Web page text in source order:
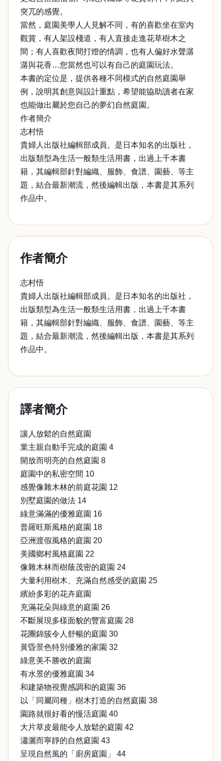
突兀的感覺。
當然，庭園美學人人見解不同，有的喜歡坐在室內
觀賞，有人架設棧道，有人直接走進花草樹木之
間；有人喜歡夜間打燈的情調，也有人偏好水聲潺
潺與花香…您當然也可以有自己的庭園玩法。
本書的定位是，提供各種不同模式的自然庭園舉
例，說明其創意與設計重點，希望能協助讀者在家
也能做出屬於您自己的夢幻自然庭園。
作者簡介
志村悟
貴婦人出版社編輯部成員。是日本知名的出版社，
出版類型為生活一般類生活用書，出過上千本書
籍，其編輯部針對編織、服飾、食譜、園藝、等主
題，結合最新潮流，然後編輯出版，本書是其系列
作品中。
作者簡介
志村悟
貴婦人出版社編輯部成員。是日本知名的出版社，
出版類型為生活一般類生活用書，出過上千本書
籍，其編輯部針對編織、服飾、食譜、園藝、等主
題，結合最新潮流，然後編輯出版，本書是其系列
作品中。
譯者簡介
讓人放鬆的自然庭園
業主親自動手完成的庭園 4
開放而明亮的自然庭園 8
庭園中的私密空間 10
感覺像雜木林的前庭花園 12
別墅庭園的做法 14
綠意滿滿的優雅庭園 16
普羅旺斯風格的庭園 18
亞洲渡假風格的庭園 20
美國鄉村風格庭園 22
像雜木林而樹蔭茂密的庭園 24
大量利用樹木、充滿自然感受的庭園 25
繽紛多彩的花卉庭園
充滿花朵與綠意的庭園 26
不斷展現多樣面貌的豐富庭園 28
花團錦簇令人舒暢的庭園 30
黃昏景色特別優雅的家園 32
綠意美不勝收的庭園
有水景的優雅庭園 34
和建築物視覺感調和的庭園 36
以「同屬同種」樹木打造的自然庭園 38
園路就很好看的慢活庭園 40
大片草皮最能令人放鬆的庭園 42
瀟灑而寧靜的自然庭園 43
呈現自然風的「廚房庭園」 44